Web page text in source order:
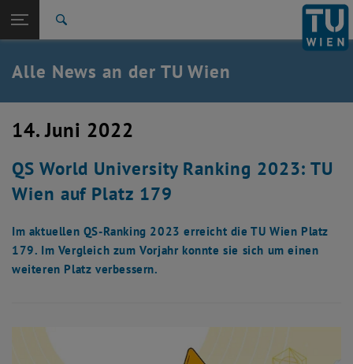
TU Login
Quicklinks
Quicklinks-Menü umschalten
Studium
Karriere
Zurück: Subseiten von TU Wien Startseite auflisten
Zurück zur letzten Ebene:
TU Wien Startseite
Übersicht
Alle News an der TU Wien
14. Juni 2022
QS World University Ranking 2023: TU
Wien auf Platz 179
Im aktuellen QS-Ranking 2023 erreicht die TU Wien Platz
179. Im Vergleich zum Vorjahr konnte sie sich um einen
weiteren Platz verbessern.